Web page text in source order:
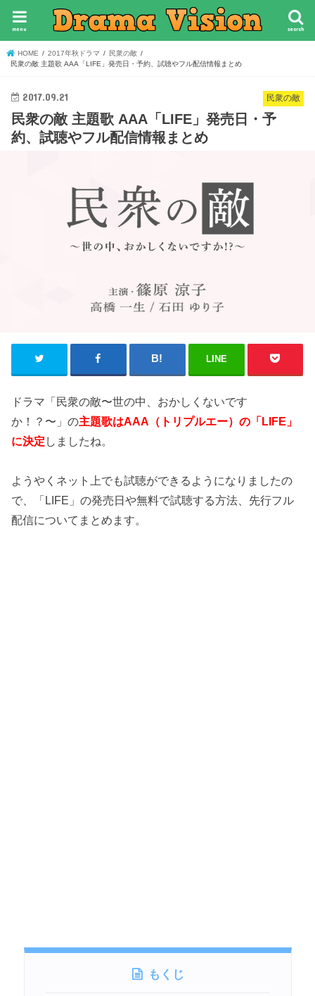
search
menu
HOME 2017年秋ドラマ
民衆の敵
民衆の敵 主題歌 AAA「LIFE」発売日・予約、試聴やフル配信情報まとめ
民衆の敵
2017.09.21
民衆の敵 主題歌 AAA「LIFE」発売日・予
約、試聴やフル配信情報まとめ
LINE
ドラマ「民衆の敵〜世の中、おかしくないです
か！？〜」の主題歌はAAA（トリプルエー）の「LIFE」
に決定 しましたね。
ようやくネット上でも試聴ができるようになりましたの
で、「LIFE」の発売日や無料で試聴する方法、先行フル
配信についてまとめます。
もくじ